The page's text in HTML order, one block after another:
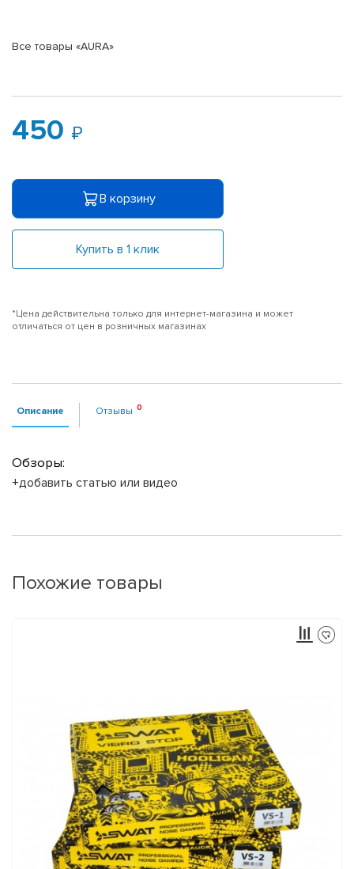
Все товары «AURA»
450
В корзину
Купить в 1 клик
*Цена действительна только для интернет-магазина и может
отличаться от цен в розничных магазинах
Описание Отзывы
Обзоры:
+добавить статью или видео
Похожие товары